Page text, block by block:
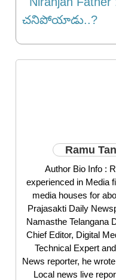
చనిపోయాడు..?
Ramu
Author Bio Info :
experienced in Media
media houses for
Prajasakti Daily
Namasthe Telangana
Chief Editor, Digital
Technical Expert
News reporter, he
Local news live